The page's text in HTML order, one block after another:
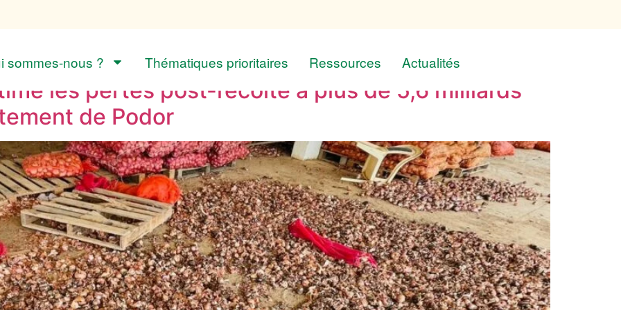
sommes-nous ? Thématiques prioritaires Ressources Actualités
les pertes post-récolte à plus de 5,6 milliards
de Podor